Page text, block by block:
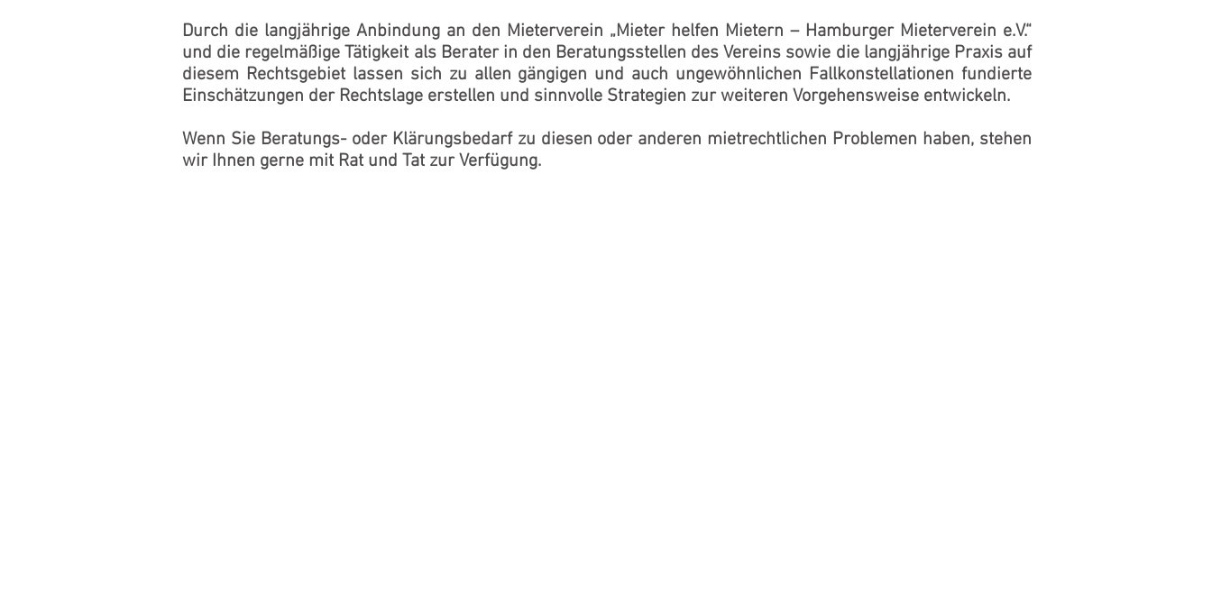
Durch die langjährige Anbindung an den Mieterverein „Mieter helfen Mietern – Hamburger Mieterverein e.V.“
und die regelmäßige Tätigkeit als Berater in den Beratungsstellen des Vereins sowie die langjährige Praxis auf
diesem Rechtsgebiet lassen sich zu allen gängigen und auch ungewöhnlichen Fallkonstellationen fundierte
Einschätzungen der Rechtslage erstellen und sinnvolle Strategien zur weiteren Vorgehensweise entwickeln.
Wenn Sie Beratungs- oder Klärungsbedarf zu diesen oder anderen mietrechtlichen Problemen haben, stehen
wir Ihnen gerne mit Rat und Tat zur Verfügung.